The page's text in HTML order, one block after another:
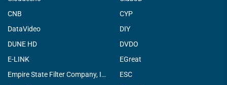
CNB
CYP
DataVideo
DIY
DUNE HD
DVDO
E-LINK
EGreat
Empire State Filter Company, INC.
ESC